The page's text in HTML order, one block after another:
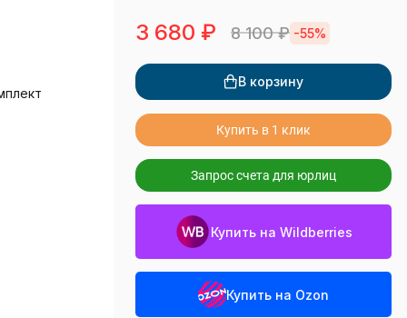
3 680 ₽ 8 100₽ -55%
В корзину
Купить в 1 клик
Запрос счета для юрлиц
Купить на Wildberries
Купить на Ozon